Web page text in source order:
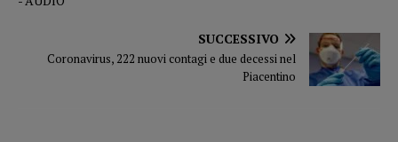
SUCCESSIVO
Coronavirus, 222 nuovi contagi e due decessi nel
Piacentino